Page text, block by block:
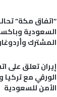
“اتفاق مكة”
السعودية
المشترك
إيران تعلق على
الورقي مع
الأمن للسعودية